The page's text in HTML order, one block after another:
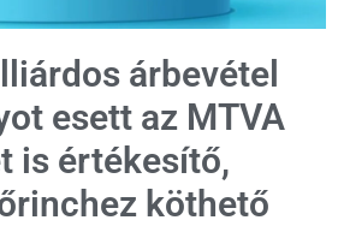
árbevétel
esett az MTVA
is értékesítő,
köthető